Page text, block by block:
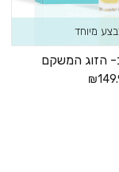
מיוחד
הזוג המשקם